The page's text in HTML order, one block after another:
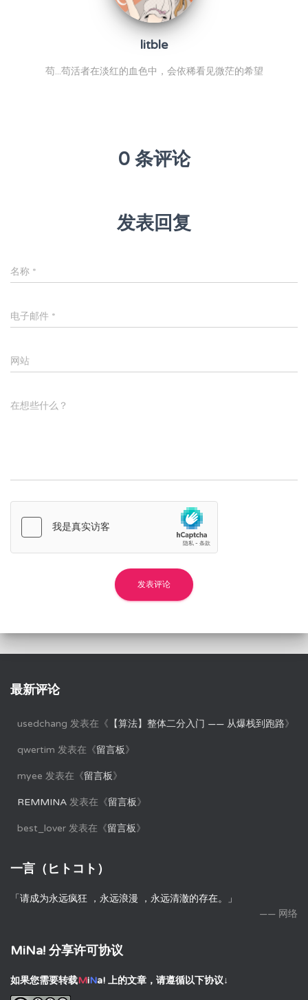
litble
苟...苟活者在淡红的血色中，会依稀看见微茫的希望
0 条评论
发表回复
名称 *
电子邮件 *
网站
在想些什么？
最新评论
usedchang 发表在《 【算法】整体二分入门 —— 从爆栈到跑路》
qwertim 发表在《留言板》
myee 发表在《留言板》
REMMINA 发表在《留言板》
best_lover 发表在《留言板》
一言（ヒトコト）
「请成为永远疯狂 ，永远浪漫 ，永远清澈的存在。」
—— 网络
MiNa! 分享许可协议
如果您需要转载MiNa! 上的文章，请遵循以下协议↓